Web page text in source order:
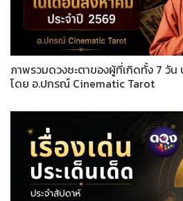
ภาพรวมดวงชะตาของผู้ที่เกิดทั้ง 7 วัน
โดย อ.ปกรณ์ Cinematic Tarot